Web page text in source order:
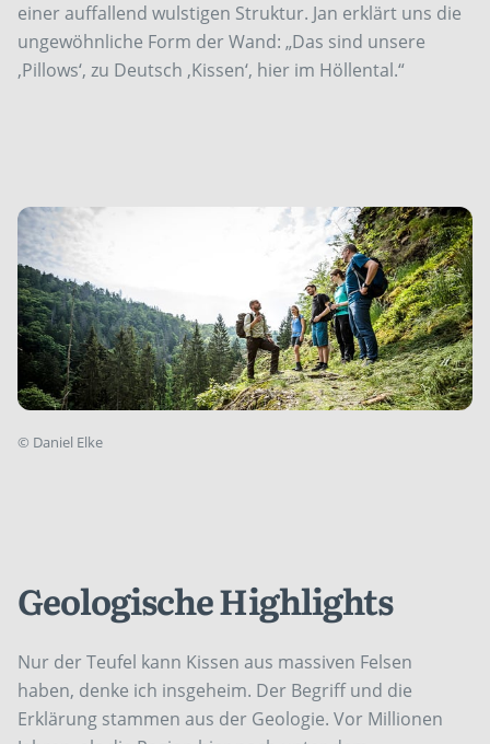
einer auffallend wulstigen Struktur. Jan erklärt uns die
ungewöhnliche Form der Wand: „Das sind unsere
,Pillows‘, zu Deutsch ,Kissen‘, hier im Höllental.“
© Daniel Elke
Geologische Highlights
Nur der Teufel kann Kissen aus massiven Felsen
haben, denke ich insgeheim. Der Begriff und die
Erklärung stammen aus der Geologie. Vor Millionen